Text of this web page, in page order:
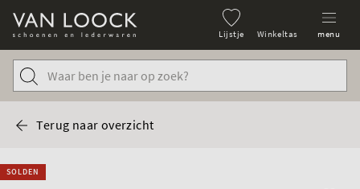
Lijstje Winkeltas menu
Terug naar overzicht
SOLDEN